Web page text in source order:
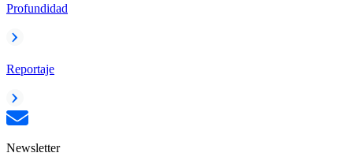
Profundidad
Reportaje
Newsletter